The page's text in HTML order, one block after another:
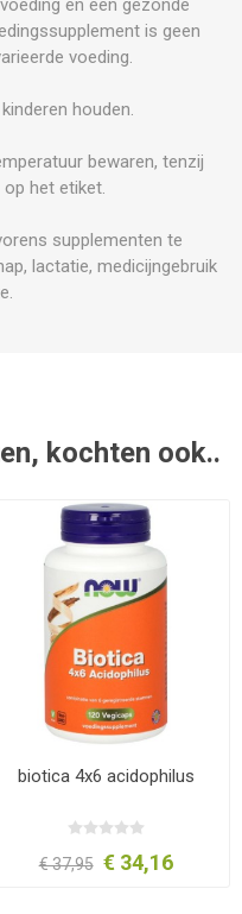
en een gezonde
is geen
voeding.
houden.
bewaren, tenzij
op het etiket.
supplementen te
lactatie, medicijngebruik
kochten ook..
biotica 4x6 acidophilus
€ 37,95 € 34,16